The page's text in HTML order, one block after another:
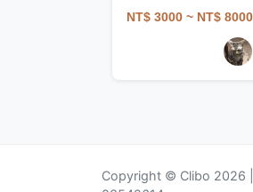
NT$ 3000 ~ NT$ 8000
Copyright © Clibo 2026 |